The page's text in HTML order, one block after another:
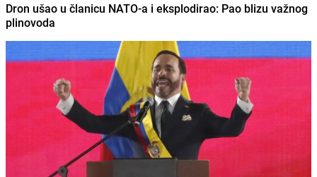
Dron ušao u članicu NATO-a i eksplodirao: Pao blizu važnog
plinovoda